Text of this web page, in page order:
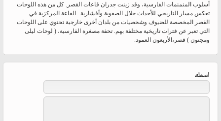
أسلوب المنمنمات الفارسية، وقد زينت جدران قاعات القصر. كل من هذه اللوحات
تعكس مسار التاريخي للأحداث خلال الصفوية وأفشارية . القاعة المركزية في
القصر المخصصة للضيوف وشخصيات من بلدان أخرى خارجية تحتوي على اللوحات
التي تعبر عن فترات تاريخية مختلفة بهم. تحفة مصغرة الفارسية، ( لوحات ليلى
ومجنون ) قصر،الأربعون العمود.
‏اسمك ‏